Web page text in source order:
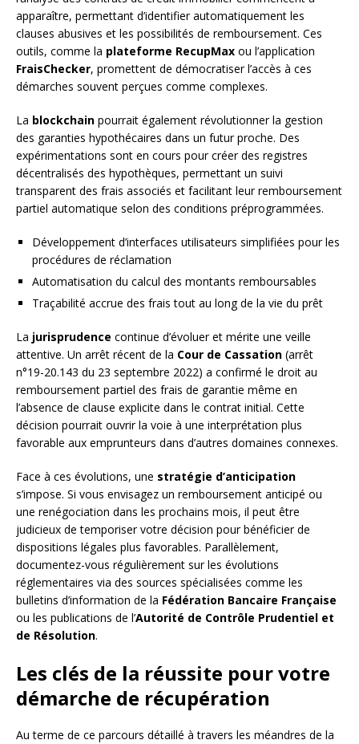
apparaître, permettant d’identifier automatiquement les
clauses abusives et les possibilités de remboursement. Ces
outils, comme la plateforme RecupMax ou l’application
FraisChecker, promettent de démocratiser l’accès à ces
démarches souvent perçues comme complexes.
La blockchain pourrait également révolutionner la gestion
des garanties hypothécaires dans un futur proche. Des
expérimentations sont en cours pour créer des registres
décentralisés des hypothèques, permettant un suivi
transparent des frais associés et facilitant leur remboursement
partiel automatique selon des conditions préprogrammées.
Développement d’interfaces utilisateurs simplifiées pour les
procédures de réclamation
Automatisation du calcul des montants remboursables
Traçabilité accrue des frais tout au long de la vie du prêt
La jurisprudence continue d’évoluer et mérite une veille
attentive. Un arrêt récent de la Cour de Cassation (arrêt
n°19-20.143 du 23 septembre 2022) a confirmé le droit au
remboursement partiel des frais de garantie même en
l’absence de clause explicite dans le contrat initial. Cette
décision pourrait ouvrir la voie à une interprétation plus
favorable aux emprunteurs dans d’autres domaines connexes.
Face à ces évolutions, une stratégie d’anticipation
s’impose. Si vous envisagez un remboursement anticipé ou
une renégociation dans les prochains mois, il peut être
judicieux de temporiser votre décision pour bénéficier de
dispositions légales plus favorables. Parallèlement,
documentez-vous régulièrement sur les évolutions
réglementaires via des sources spécialisées comme les
bulletins d’information de la Fédération Bancaire Française
ou les publications de l’Autorité de Contrôle Prudentiel et
de Résolution.
Les clés de la réussite pour votre
démarche de récupération
Au terme de ce parcours détaillé à travers les méandres de la